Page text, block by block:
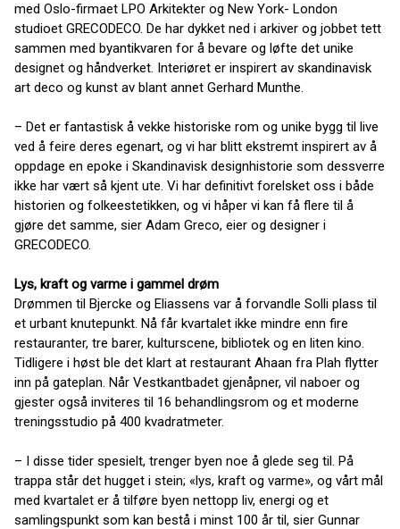
med Oslo-firmaet LPO Arkitekter og New York- London
studioet GRECODECO. De har dykket ned i arkiver og jobbet tett
sammen med byantikvaren for å bevare og løfte det unike
designet og håndverket. Interiøret er inspirert av skandinavisk
art deco og kunst av blant annet Gerhard Munthe.
– Det er fantastisk å vekke historiske rom og unike bygg til live
ved å feire deres egenart, og vi har blitt ekstremt inspirert av å
oppdage en epoke i Skandinavisk designhistorie som dessverre
ikke har vært så kjent ute. Vi har definitivt forelsket oss i både
historien og folkeestetikken, og vi håper vi kan få flere til å
gjøre det samme, sier Adam Greco, eier og designer i
GRECODECO.
Lys, kraft og varme i gammel drøm
Drømmen til Bjercke og Eliassens var å forvandle Solli plass til
et urbant knutepunkt. Nå får kvartalet ikke mindre enn fire
restauranter, tre barer, kulturscene, bibliotek og en liten kino.
Tidligere i høst ble det klart at restaurant Ahaan fra Plah flytter
inn på gateplan. Når Vestkantbadet gjenåpner, vil naboer og
gjester også inviteres til 16 behandlingsrom og et moderne
treningsstudio på 400 kvadratmeter.
– I disse tider spesielt, trenger byen noe å glede seg til. På
trappa står det hugget i stein; «lys, kraft og varme», og vårt mål
med kvartalet er å tilføre byen nettopp liv, energi og et
samlingspunkt som kan bestå i minst 100 år til, sier Gunnar